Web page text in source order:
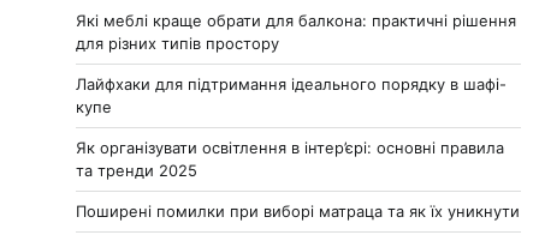
Які меблі краще обрати для балкона: практичні рішення
для різних типів простору
Лайфхаки для підтримання ідеального порядку в шафі-
купе
Як організувати освітлення в інтер’єрі: основні правила
та тренди 2025
Поширені помилки при виборі матраца та як їх уникнути